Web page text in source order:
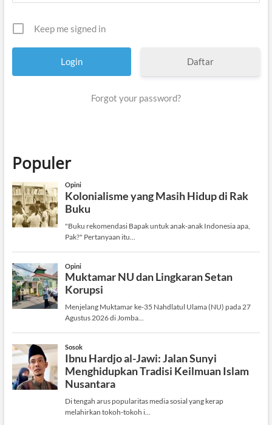
Keep me signed in
Daftar
Forgot your password?
Populer